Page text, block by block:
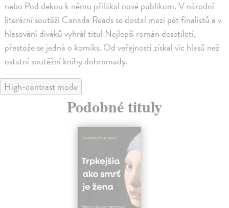
nebo Pod dekou k němu přilákal nové publikum. V národní
literární soutěži Canada Reads se dostal mezi pět finalistů a v
hlasování diváků vyhrál titul Nejlepší román desetiletí,
přestože se jedná o komiks. Od veřejnosti získal víc hlasů než
ostatní soutěžní knihy dohromady.
High-contrast mode
Podobné tituly